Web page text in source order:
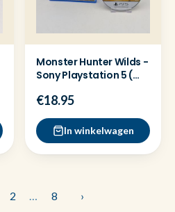
Monster Hunter Wilds -
Sony Playstation 5 (
€18.95
In winkelwagen
2 … 8 ›